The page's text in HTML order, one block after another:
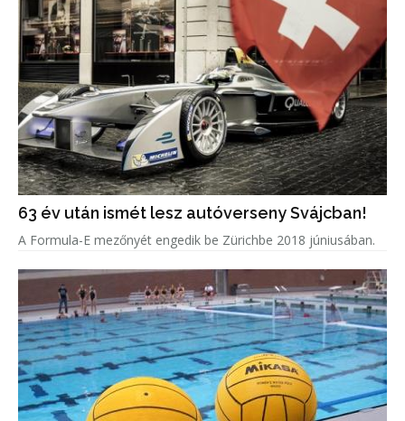
63 év után ismét lesz autóverseny Svájcban!
A Formula-E mezőnyét engedik be Zürichbe 2018 júniusában.